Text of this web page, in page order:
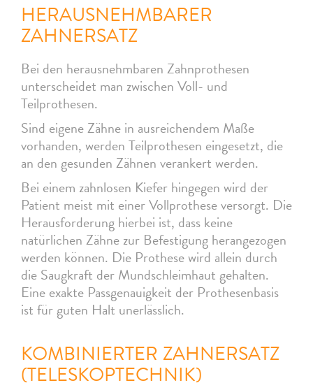
HERAUSNEHMBARER
ZAHNERSATZ
Bei den herausnehmbaren Zahnprothesen
unterscheidet man zwischen Voll- und
Teilprothesen.
Sind eigene Zähne in ausreichendem Maße
vorhanden, werden Teilprothesen eingesetzt, die
an den gesunden Zähnen verankert werden.
Bei einem zahnlosen Kiefer hingegen wird der
Patient meist mit einer Vollprothese versorgt. Die
Herausforderung hierbei ist, dass keine
natürlichen Zähne zur Befestigung herangezogen
werden können. Die Prothese wird allein durch
die Saugkraft der Mundschleimhaut gehalten.
Eine exakte Passgenauigkeit der Prothesenbasis
ist für guten Halt unerlässlich.
KOMBINIERTER ZAHNERSATZ
(TELESKOPTECHNIK)